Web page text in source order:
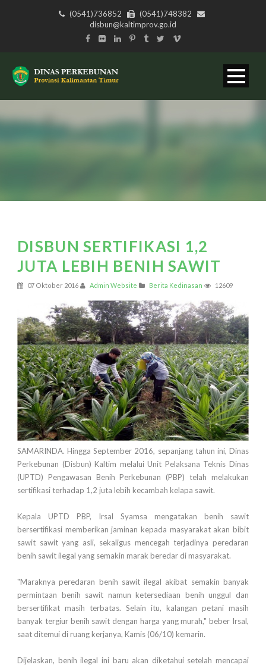
(0541)736852
(0541)748382
disbun@kaltimprov.go.id
DISBUN SERTIFIKASI 1,2
JUTA LEBIH BENIH SAWIT
07 Oktober 2016 Admin Website Berita Kedinasan 12609
SAMARINDA. Hingga September 2016, sepanjang tahun ini, Dinas
Perkebunan (Disbun) Kaltim melalui Unit Pelaksana Teknis Dinas
(UPTD) Pengawasan Benih Perkebunan (PBP) telah melakukan
sertifikasi terhadap 1,2 juta lebih kecambah kelapa sawit.
Kepala UPTD PBP, Irsal Syamsa mengatakan benih sawit
bersertifikasi memberikan jaminan kepada masyarakat akan bibit
sawit sawit yang asli, sekaligus mencegah terjadinya peredaran
benih sawit ilegal yang semakin marak beredar di masyarakat.
"Maraknya peredaran benih sawit ilegal akibat semakin banyak
permintaan benih sawit namun ketersediaan benih unggul dan
bersertifikat masih terbatas. Selain itu, kalangan petani masih
banyak tergiur benih sawit dengan harga yang murah," beber Irsal,
saat ditemui di ruang kerjanya, Kamis (06/10) kemarin.
Dijelaskan, benih ilegal ini baru akan diketahui setelah mencapai